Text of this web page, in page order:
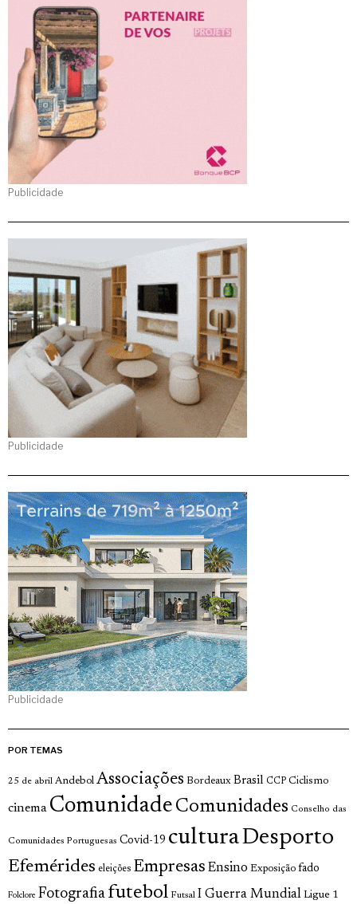
Publicidade
Publicidade
Publicidade
POR TEMAS
25 de abril Andebol Associações Bordeaux Brasil CCP Ciclismo
cinema Comunidade Comunidades Conselho das
Comunidades Portuguesas Covid-19 culturaDesporto
Efemérides eleições Empresas Ensino Exposição fado
Folclore Fotografia futebol Futsal I Guerra Mundial Ligue 1